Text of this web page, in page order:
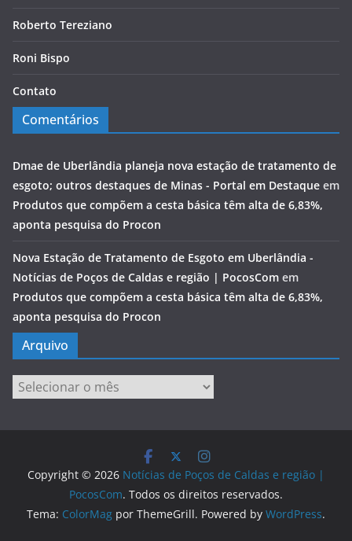
Roberto Tereziano
Roni Bispo
Contato
Comentários
Dmae de Uberlândia planeja nova estação de tratamento de
esgoto; outros destaques de Minas - Portal em Destaque em
Produtos que compõem a cesta básica têm alta de 6,83%,
aponta pesquisa do Procon
Nova Estação de Tratamento de Esgoto em Uberlândia -
Notícias de Poços de Caldas e região | PocosCom em
Produtos que compõem a cesta básica têm alta de 6,83%,
aponta pesquisa do Procon
Arquivo
Arquivo
Copyright © 2026 Notícias de Poços de Caldas e região |
PocosCom. Todos os direitos reservados.
Tema: ColorMag por ThemeGrill. Powered by WordPress.